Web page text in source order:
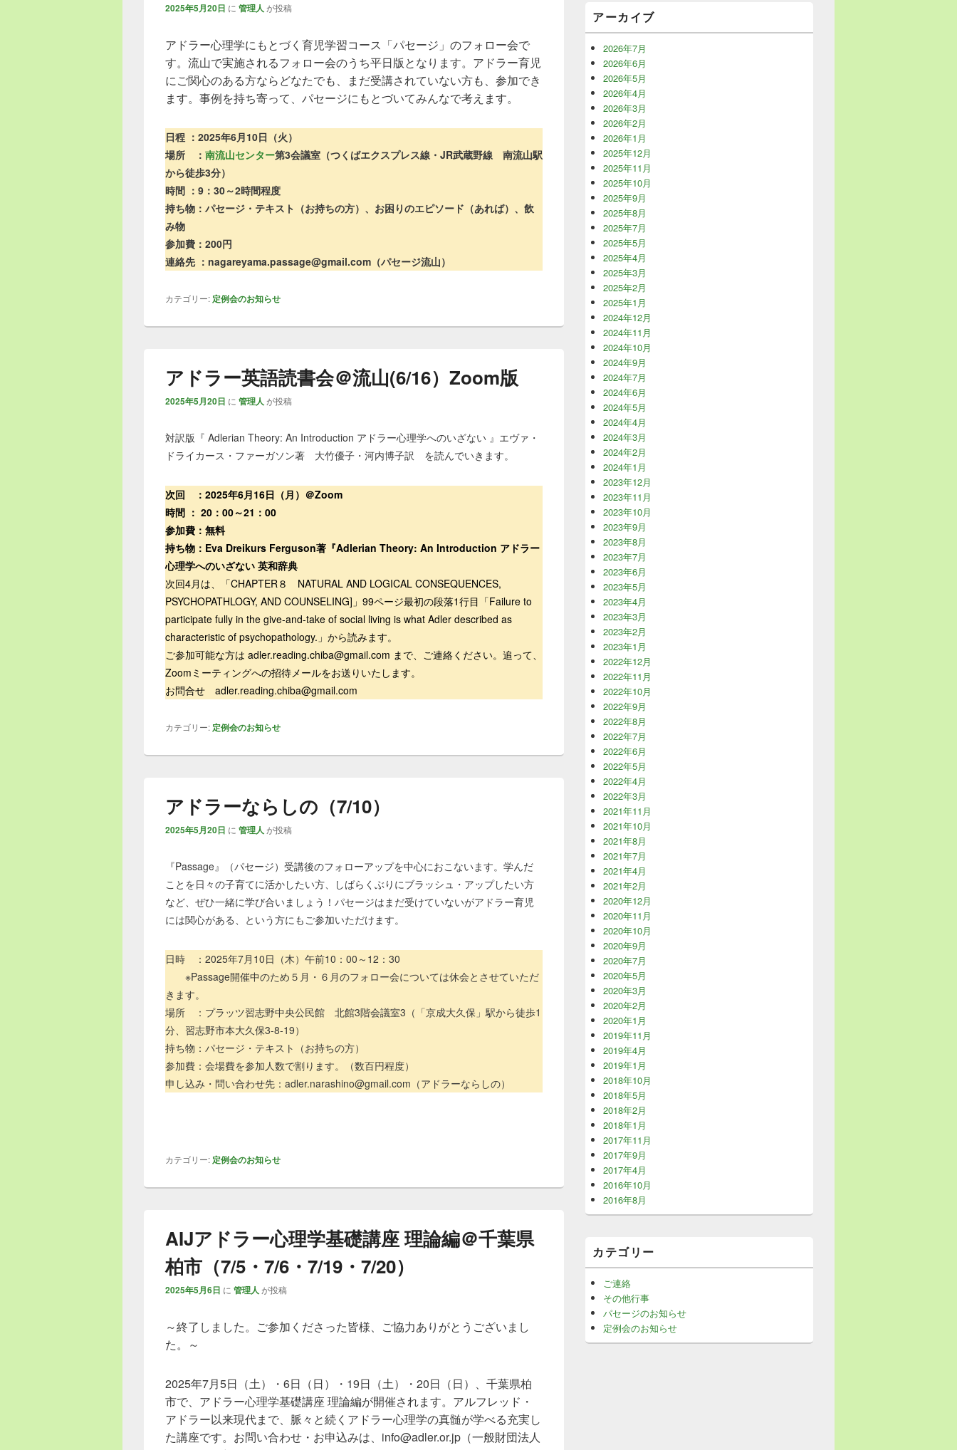
2025年5月20日 に 管理人 が投稿
アドラー心理学にもとづく育児学習コース「パセージ」のフォロー会で
す。流山で実施されるフォロー会のうち平日版となります。アドラー育児
にご関心のある方ならどなたでも、まだ受講されていない方も、参加でき
ます。事例を持ち寄って、パセージにもとづいてみんなで考えます。
日程 ：2025年6月10日（火）
場所 ： 南流山センター第3会議室（つくばエクスプレス線・JR武蔵野線 南流山駅
から徒歩3分）
時間 ：9：30～2時間程度
持ち物：パセージ・テキスト（お持ちの方）、お困りのエピソード（あれば）、飲
み物
参加費：200円
連絡先 ：nagareyama.passage@gmail.com（パセージ流山）
カテゴリー: 定例会のお知らせ
アドラー英語読書会＠流山(6/16）Zoom版
2025年5月20日 に 管理人 が投稿
対訳版『 Adlerian Theory: An Introduction アドラー心理学へのいざない 』エヴァ・
ドライカース・ファーガソン著 大竹優子・河内博子訳 を読んでいきます。
次回 ：2025年6月16日（月）＠Zoom
時間 ： 20：00～21：00
参加費：無料
持ち物：Eva Dreikurs Ferguson著『Adlerian Theory: An Introduction アドラー
心理学へのいざない 英和辞典
次回4月は、「CHAPTER８ NATURAL AND LOGICAL CONSEQUENCES,
PSYCHOPATHLOGY, AND COUNSELING]」99ページ最初の段落1行目「Failure to
participate fully in the give-and-take of social living is what Adler described as
characteristic of psychopathology.」から読みます。
ご参加可能な方は adler.reading.chiba@gmail.com まで、ご連絡ください。追って、
Zoomミーティングへの招待メールをお送りいたします。
お問合せ adler.reading.chiba@gmail.com
カテゴリー: 定例会のお知らせ
アドラーならしの（7/10）
2025年5月20日 に 管理人 が投稿
『Passage』（パセージ）受講後のフォローアップを中心におこないます。学んだ
ことを日々の子育てに活かしたい方、しばらくぶりにブラッシュ・アップしたい方
など、ぜひ一緒に学び合いましょう！パセージはまだ受けていないがアドラー育児
には関心がある、という方にもご参加いただけます。
日時 ：2025年7月10日（木）午前10：00～12：30
※Passage開催中のため５月・６月のフォロー会については休会とさせていただ
きます。
場所 ：プラッツ習志野中央公民館 北館3階会議室3（「京成大久保」駅から徒歩1
分、習志野市本大久保3-8-19）
持ち物：パセージ・テキスト（お持ちの方）
参加費：会場費を参加人数で割ります。（数百円程度）
申し込み・問い合わせ先：adler.narashino@gmail.com（アドラーならしの）
カテゴリー: 定例会のお知らせ
AIJアドラー心理学基礎講座 理論編＠千葉県
柏市（7/5・7/6・7/19・7/20）
2025年5月6日 に 管理人 が投稿
～終了しました。ご参加くださった皆様、ご協力ありがとうございまし
た。～
2025年7月5日（土）・6日（日）・19日（土）・20日（日）、千葉県柏
市で、アドラー心理学基礎講座 理論編が開催されます。アルフレッド・
アドラー以来現代まで、脈々と続くアドラー心理学の真髄が学べる充実し
た講座です。お問い合わせ・お申込みは、info@adler.or.jp（一般財団法人
アーカイブ
2026年7月
2026年6月
2026年5月
2026年4月
2026年3月
2026年2月
2026年1月
2025年12月
2025年11月
2025年10月
2025年9月
2025年8月
2025年7月
2025年5月
2025年4月
2025年3月
2025年2月
2025年1月
2024年12月
2024年11月
2024年10月
2024年9月
2024年7月
2024年6月
2024年5月
2024年4月
2024年3月
2024年2月
2024年1月
2023年12月
2023年11月
2023年10月
2023年9月
2023年8月
2023年7月
2023年6月
2023年5月
2023年4月
2023年3月
2023年2月
2023年1月
2022年12月
2022年11月
2022年10月
2022年9月
2022年8月
2022年7月
2022年6月
2022年5月
2022年4月
2022年3月
2021年11月
2021年10月
2021年8月
2021年7月
2021年4月
2021年2月
2020年12月
2020年11月
2020年10月
2020年9月
2020年7月
2020年5月
2020年3月
2020年2月
2020年1月
2019年11月
2019年4月
2019年1月
2018年10月
2018年5月
2018年2月
2018年1月
2017年11月
2017年9月
2017年4月
2016年10月
2016年8月
カテゴリー
ご連絡
その他行事
パセージのお知らせ
定例会のお知らせ